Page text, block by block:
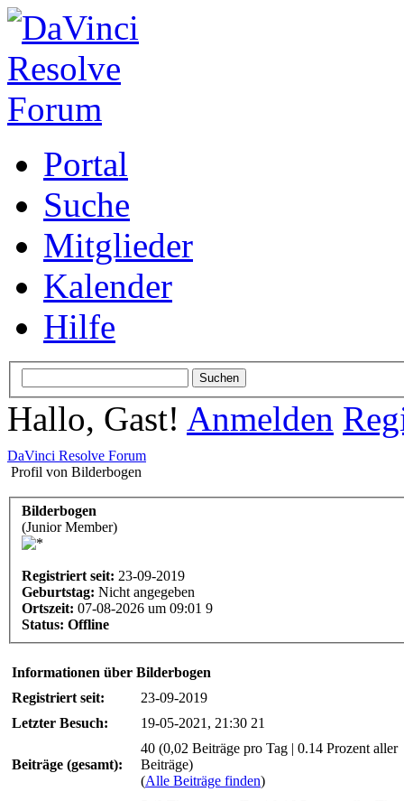
Portal
Suche
Mitglieder
Kalender
Hilfe
Hallo, Gast! Anmelden
DaVinci Resolve Forum
Profil von Bilderbogen
Bilderbogen
(Junior Member)
Registriert seit: 23-09-2019
Geburtstag: Nicht angegeben
Ortszeit: 07-08-2026 um 09:01 9
Status: Offline
Informationen über Bilderbogen
Registriert seit:
23-09-2019
Letzter Besuch:
19-05-2021, 21:30 21
Beiträge (gesamt):
40 (0,02 Beiträge pro Tag | 0.14 Prozent aller
Beiträge)
(Alle Beiträge finden)